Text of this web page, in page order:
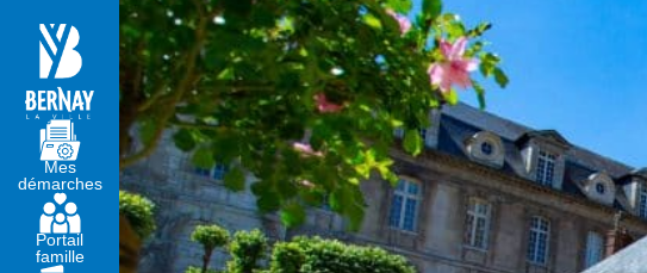
MA MAIRIE VIVRE À BERNAY
Mes
démarches
Portail
famille